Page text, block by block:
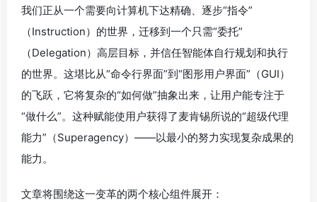
我们正从一个需要向计算机下达精确、逐步“指令”
（Instruction）的世界，迁移到一个只需“委托”
（Delegation）高层目标，并信任智能体自行规划和执行
的世界。这堪比从“命令行界面”到“图形用户界面”（GUI）
的飞跃，它将复杂的“如何做”抽象出来，让用户能专注于
“做什么”。这种赋能使用户获得了麦肯锡所说的“超级代理
能力”（Superagency）——以最小的努力实现复杂成果的
能力。
文章将围绕这一变革的两个核心组件展开：